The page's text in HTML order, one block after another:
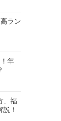
ラン
年
、福
！